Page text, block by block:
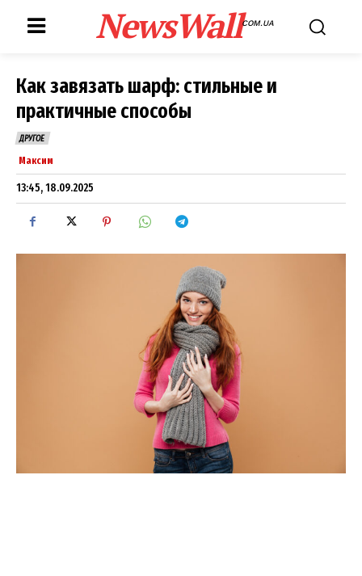
NewsWallCOM.UA
Как завязать шарф: стильные и
практичные способы
ДРУГОЕ
Максим
13:45, 18.09.2025